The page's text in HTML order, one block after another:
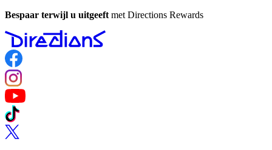
Bespaar terwijl u uitgeeft met Directions Rewards
Follow us on Facebook
Follow us on Instagram
Follow us on YouTube
Follow us on TikTok
Follow us on Twitter